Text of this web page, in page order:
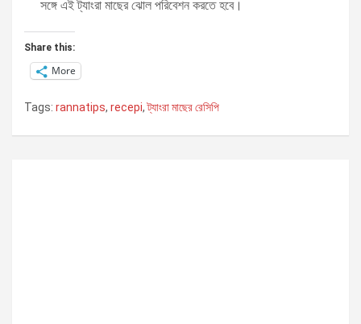
সঙ্গে এই ট্যাংরা মাছের ঝোল পরিবেশন করতে হবে।
Share this:
More
Tags: rannatips, recepi,ট্যাংরা মাছের রেসিপি